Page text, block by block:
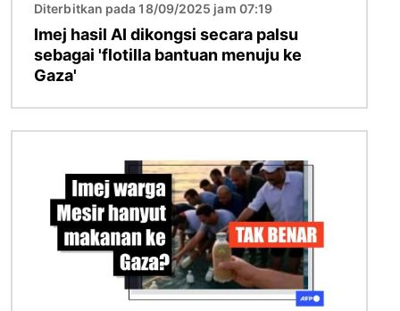
Diterbitkan pada 18/09/2025 jam 07:19
Imej hasil AI dikongsi secara palsu
sebagai 'flotilla bantuan menuju ke
Gaza'